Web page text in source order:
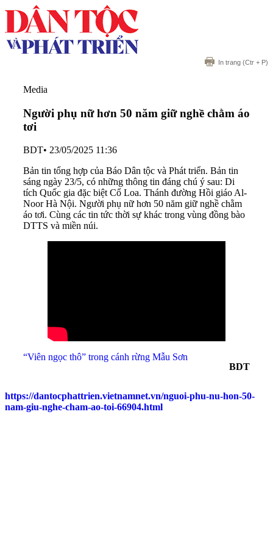
In trang (Ctr + P)
Media
Người phụ nữ hơn 50 năm giữ nghề chằm áo
tơi
BDT• 23/05/2025 11:36
Bản tin tổng hợp của Báo Dân tộc và Phát triển. Bản tin
sáng ngày 23/5, có những thông tin đáng chú ý sau: Di
tích Quốc gia đặc biệt Cổ Loa. Thánh đường Hồi giáo Al-
Noor Hà Nội. Người phụ nữ hơn 50 năm giữ nghề chằm
áo tơi. Cùng các tin tức thời sự khác trong vùng đồng bào
DTTS và miền núi.
“Viên ngọc thô” trong cánh rừng Mẫu Sơn
BDT
https://dantocphattrien.vietnamnet.vn/nguoi-phu-nu-hon-50-
nam-giu-nghe-cham-ao-toi-66904.html